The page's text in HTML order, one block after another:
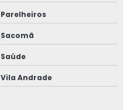
Parelheiros
Sacomã
Saúde
Vila Andrade